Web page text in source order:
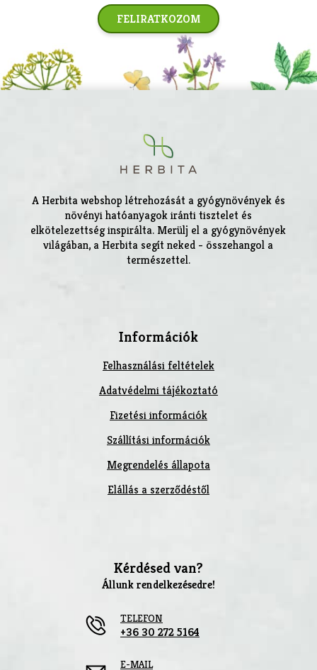
FELIRATKOZOM
A Herbita webshop létrehozását a gyógynövények és
növényi hatóanyagok iránti tisztelet és
elkötelezettség inspirálta. Merülj el a gyógynövények
világában, a Herbita segít neked - összehangol a
természettel.
Információk
Felhasználási feltételek
Adatvédelmi tájékoztató
Fizetési információk
Szállítási információk
Megrendelés állapota
Elállás a szerződéstől
Kérdésed van?
Állunk rendelkezésedre!
TELEFON
+36 30 272 5164
E-MAIL